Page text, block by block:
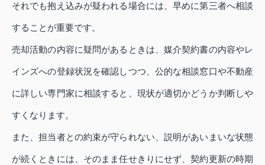
それでも抱え込みが疑われる場合には、早めに第三者へ相談
することが重要です。
売却活動の内容に疑問があるときは、媒介契約書の内容やレ
インズへの登録状況を確認しつつ、公的な相談窓口や不動産
に詳しい専門家に相談すると、現状が適切かどうか判断しや
すくなります。
また、担当者との約束が守られない、説明があいまいな状態
が続くときには、そのまま任せきりにせず、契約更新の時期